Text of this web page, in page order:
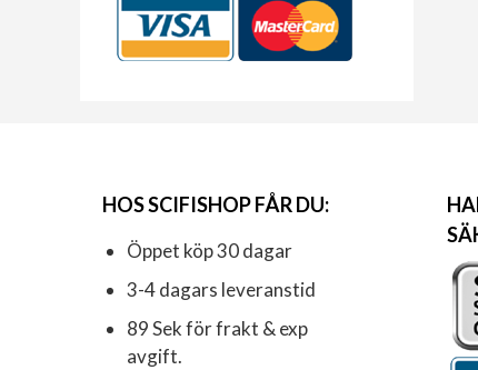
HOS SCIFISHOP FÅR DU:
Öppet köp 30 dagar
3-4 dagars leveranstid
89 Sek för frakt & exp
avgift.